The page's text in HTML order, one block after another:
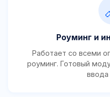
Роуминг и
Работает со всеми
роуминг. Готовый
ввода